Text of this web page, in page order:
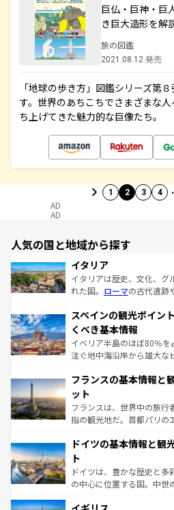
巨仏・巨神・巨
き巨大造形を解
旅の図鑑
2021.08.12 発売
「地球の歩き方」図鑑シリーズ第
す。世界のあちこちでさまざまな
ち上げてきた魅力的な巨像たち。
1 2 3 4
AD
AD
人気の国と地域から探す
イタリア
イタリアは歴史、文化、グ
れた国。 ローマの古代遺跡
ろん、トスカーナの美し
景など、自然景観も見逃せ
ピザやパスタなど、絶品
できる。朝目覚めてから夜
なお、新着のイタリア情報
しい。
スペインの観光ポイン
くべき基本情報
イベリア半島のほぼ80％
注ぐ地中海沿岸から雄大な
文化が根付くこの国では、
れる闘牛、そして美味しい
る。首都マドリードの洗練
アートに溢れた街角から、
せる。地方によって風土や
ンテンツ一覧 を参照してほ
フランスの基本情報と
ット
フランスは、世界中の旅行
指の観光地だ。首都パリの
で、幅広い魅力が詰まって
聖堂、美しいビーチ、そし
から魅了する。また、フラ
れ、フランス料理はユネス
香り高いラベンダー畑など
ドイツの基本情報と観
ト
ドイツは、豊かな歴史と
の中心に位置する国。中世